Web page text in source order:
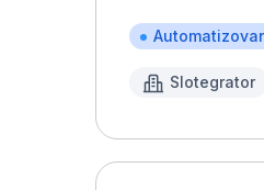
Slotegrator